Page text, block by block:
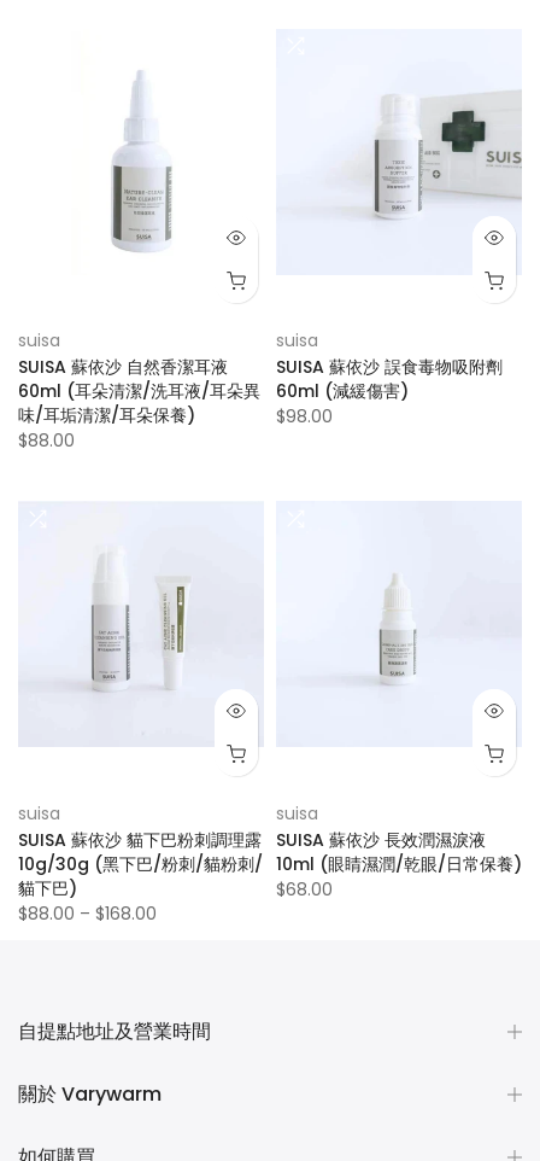
suisa
SUISA 蘇依沙 自然香潔耳液
60ml (耳朵清潔/洗耳液/耳朵異
味/耳垢清潔/耳朵保養)
$88.00
suisa
SUISA 蘇依沙 誤食毒物吸附劑
60ml (減緩傷害)
$98.00
suisa
SUISA 蘇依沙 貓下巴粉刺調理露
10g/30g (黑下巴/粉刺/貓粉刺/
貓下巴)
$88.00 – $168.00
suisa
SUISA 蘇依沙 長效潤濕淚液
10ml (眼睛濕潤/乾眼/日常保養)
$68.00
自提點地址及營業時間
關於 Varywarm